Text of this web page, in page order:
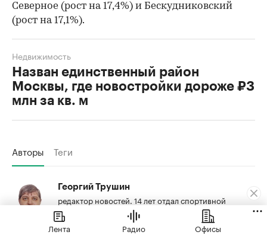
Северное (рост на 17,4%) и Бескудниковский
(рост на 17,1%).
Назван единственный район
Москвы, где новостройки дороже ₽3
млн за кв. м
Недвижимость
Авторы Теги
Георгий Трушин
редактор новостей. 14 лет отдал спортивной
журналистике, но с 2014 г. переориентировался на
недвижимость, о чем еще ни разу не пожалел.
rbc.group
Лента Радио Офисы